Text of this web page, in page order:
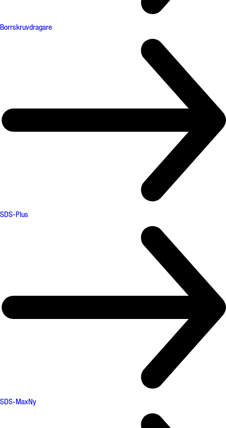
Borrskruvdragare
SDS-Plus
SDS-MaxNy